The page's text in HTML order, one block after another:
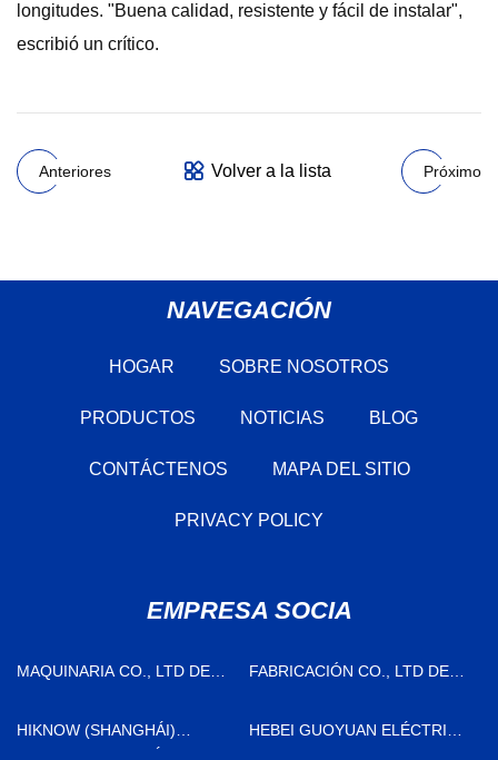
longitudes. "Buena calidad, resistente y fácil de instalar",
escribió un crítico.
Anteriores Volver a la lista Próximo
NAVEGACIÓN
HOGAR SOBRE NOSOTROS
PRODUCTOS NOTICIAS BLOG
CONTÁCTENOS MAPA DEL SITIO
PRIVACY POLICY
EMPRESA SOCIA
MAQUINARIA CO., LTD DE
FABRICACIÓN CO., LTD DE
LIANGSHAN DAYOU
HIKNOW (SHANGHÁI)
HEBEI GUOYUAN ELÉCTRICO